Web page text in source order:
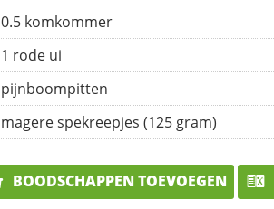
0.5 komkommer
1 rode ui
pijnboompitten
magere spekreepjes (125 gram)
BOODSCHAPPEN TOEVOEGEN